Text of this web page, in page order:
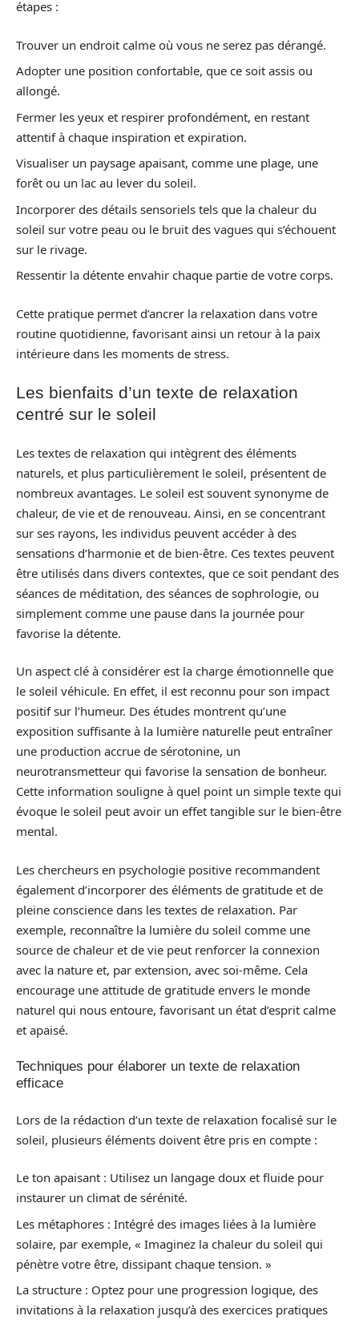
étapes :
Trouver un endroit calme où vous ne serez pas dérangé.
Adopter une position confortable, que ce soit assis ou
allongé.
Fermer les yeux et respirer profondément, en restant
attentif à chaque inspiration et expiration.
Visualiser un paysage apaisant, comme une plage, une
forêt ou un lac au lever du soleil.
Incorporer des détails sensoriels tels que la chaleur du
soleil sur votre peau ou le bruit des vagues qui s’échouent
sur le rivage.
Ressentir la détente envahir chaque partie de votre corps.
Cette pratique permet d’ancrer la relaxation dans votre
routine quotidienne, favorisant ainsi un retour à la paix
intérieure dans les moments de stress.
Les bienfaits d’un texte de relaxation
centré sur le soleil
Les textes de relaxation qui intègrent des éléments
naturels, et plus particulièrement le soleil, présentent de
nombreux avantages. Le soleil est souvent synonyme de
chaleur, de vie et de renouveau. Ainsi, en se concentrant
sur ses rayons, les individus peuvent accéder à des
sensations d’harmonie et de bien-être. Ces textes peuvent
être utilisés dans divers contextes, que ce soit pendant des
séances de méditation, des séances de sophrologie, ou
simplement comme une pause dans la journée pour
favorise la détente.
Un aspect clé à considérer est la charge émotionnelle que
le soleil véhicule. En effet, il est reconnu pour son impact
positif sur l’humeur. Des études montrent qu’une
exposition suffisante à la lumière naturelle peut entraîner
une production accrue de sérotonine, un
neurotransmetteur qui favorise la sensation de bonheur.
Cette information souligne à quel point un simple texte qui
évoque le soleil peut avoir un effet tangible sur le bien-être
mental.
Les chercheurs en psychologie positive recommandent
également d’incorporer des éléments de gratitude et de
pleine conscience dans les textes de relaxation. Par
exemple, reconnaître la lumière du soleil comme une
source de chaleur et de vie peut renforcer la connexion
avec la nature et, par extension, avec soi-même. Cela
encourage une attitude de gratitude envers le monde
naturel qui nous entoure, favorisant un état d’esprit calme
et apaisé.
Techniques pour élaborer un texte de relaxation
efficace
Lors de la rédaction d’un texte de relaxation focalisé sur le
soleil, plusieurs éléments doivent être pris en compte :
Le ton apaisant : Utilisez un langage doux et fluide pour
instaurer un climat de sérénité.
Les métaphores : Intégré des images liées à la lumière
solaire, par exemple, « Imaginez la chaleur du soleil qui
pénètre votre être, dissipant chaque tension. »
La structure : Optez pour une progression logique, des
invitations à la relaxation jusqu’à des exercices pratiques